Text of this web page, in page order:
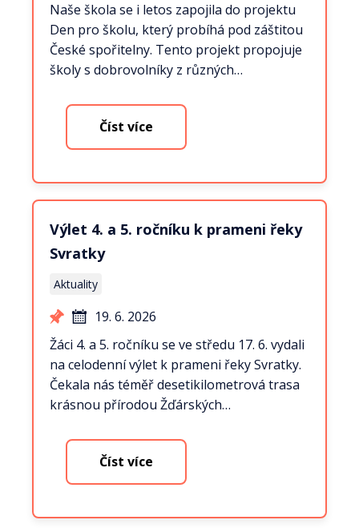
Naše škola se i letos zapojila do projektu
Den pro školu, který probíhá pod záštitou
České spořitelny. Tento projekt propojuje
školy s dobrovolníky z různých…
Číst více
Výlet 4. a 5. ročníku k prameni řeky
Svratky
Aktuality
19. 6. 2026
Žáci 4. a 5. ročníku se ve středu 17. 6. vydali
na celodenní výlet k prameni řeky Svratky.
Čekala nás téměř desetikilometrová trasa
krásnou přírodou Žďárských…
Číst více